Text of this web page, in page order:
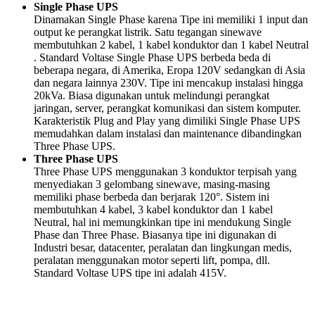
Single Phase UPS
Dinamakan Single Phase karena Tipe ini memiliki 1 input dan
output ke perangkat listrik. Satu tegangan sinewave
membutuhkan 2 kabel, 1 kabel konduktor dan 1 kabel Neutral
. Standard Voltase Single Phase UPS berbeda beda di
beberapa negara, di Amerika, Eropa 120V sedangkan di Asia
dan negara lainnya 230V. Tipe ini mencakup instalasi hingga
20kVa. Biasa digunakan untuk melindungi perangkat
jaringan, server, perangkat komunikasi dan sistem komputer.
Karakteristik Plug and Play yang dimiliki Single Phase UPS
memudahkan dalam instalasi dan maintenance dibandingkan
Three Phase UPS.
Three Phase UPS
Three Phase UPS menggunakan 3 konduktor terpisah yang
menyediakan 3 gelombang sinewave, masing-masing
memiliki phase berbeda dan berjarak 120°. Sistem ini
membutuhkan 4 kabel, 3 kabel konduktor dan 1 kabel
Neutral, hal ini memungkinkan tipe ini mendukung Single
Phase dan Three Phase. Biasanya tipe ini digunakan di
Industri besar, datacenter, peralatan dan lingkungan medis,
peralatan menggunakan motor seperti lift, pompa, dll.
Standard Voltase UPS tipe ini adalah 415V.